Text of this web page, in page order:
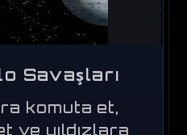
Savaşları
komuta et,
ve yıldızlara